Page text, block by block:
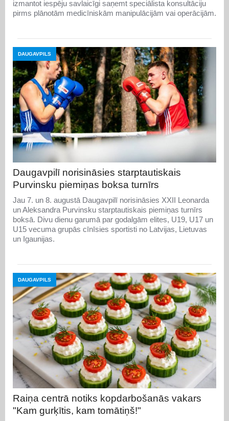
izmantot iespēju savlaicīgi saņemt speciālista konsultāciju
pirms plānotām medicīniskām manipulācijām vai operācijām.
DAUGAVPILS
Daugavpilī norisināsies starptautiskais
Purvinsku piemiņas boksa turnīrs
Jau 7. un 8. augustā Daugavpilī norisināsies XXII Leonarda
un Aleksandra Purvinsku starptautiskais piemiņas turnīrs
boksā. Divu dienu garumā par godalgām elites, U19, U17 un
U15 vecuma grupās cīnīsies sportisti no Latvijas, Lietuvas
un Igaunijas.
DAUGAVPILS
Raiņa centrā notiks kopdarbošanās vakars
"Kam gurķītis, kam tomātiņš!"